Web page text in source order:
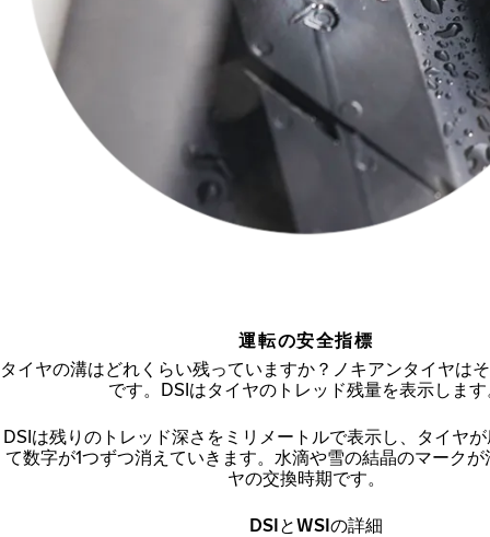
運転の安全指標
タイヤの溝はどれくらい残っていますか？ノキアンタイヤは
です。DSIはタイヤのトレッド残量を表示しま
DSIは残りのトレッド深さをミリメートルで表示し、タイヤ
て数字が1つずつ消えていきます。水滴や雪の結晶のマーク
ヤの交換時期です。
DSIとWSIの詳細